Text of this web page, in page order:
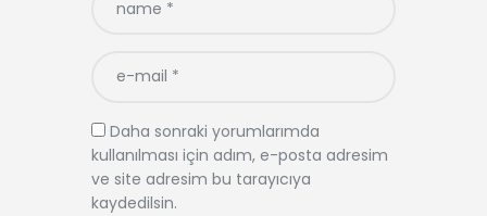
Daha sonraki yorumlarımda
kullanılması için adım, e-posta adresim
ve site adresim bu tarayıcıya
kaydedilsin.